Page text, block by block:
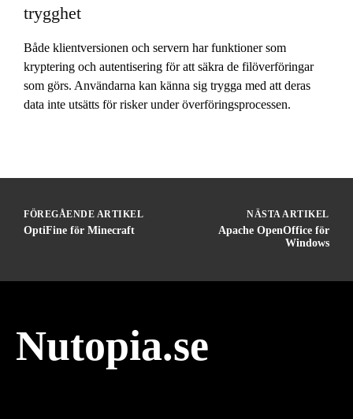
trygghet
Både klientversionen och servern har funktioner som
kryptering och autentisering för att säkra de filöverföringar
som görs. Användarna kan känna sig trygga med att deras
data inte utsätts för risker under överföringsprocessen.
FÖREGÅENDE ARTIKEL
OptiFine för Minecraft
NÄSTA ARTIKEL
Apache OpenOffice för
Windows
Nutopia.se